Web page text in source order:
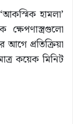
হামলা’
ক্ষেপণাস্ত্রগুলো
আগে প্রতিক্রিয়া
কয়েক মিনিট